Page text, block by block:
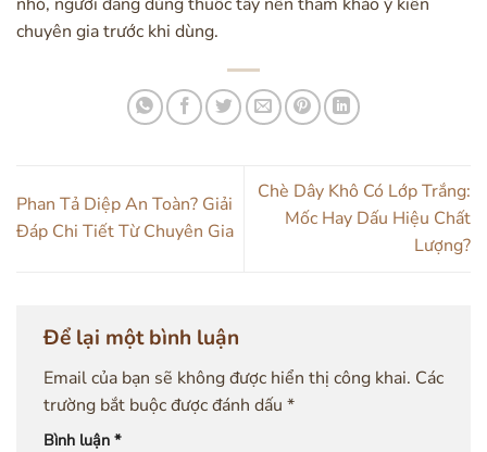
chuyên gia trước khi dùng.
Phan Tả Diệp An Toàn? Giải
Đáp Chi Tiết Từ Chuyên Gia
Chè Dây Khô Có Lớp Trắng:
Mốc Hay Dấu Hiệu Chất
Lượng?
Để lại một bình luận
Email của bạn sẽ không được hiển thị công khai. Các
trường bắt buộc được đánh dấu *
Bình luận *